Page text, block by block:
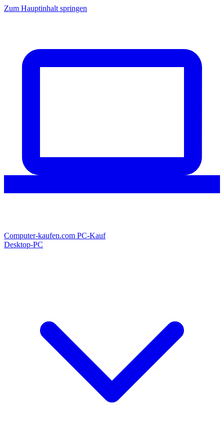
Zum Hauptinhalt springen
Computer-kaufen.com PC-Kauf
Desktop-PC